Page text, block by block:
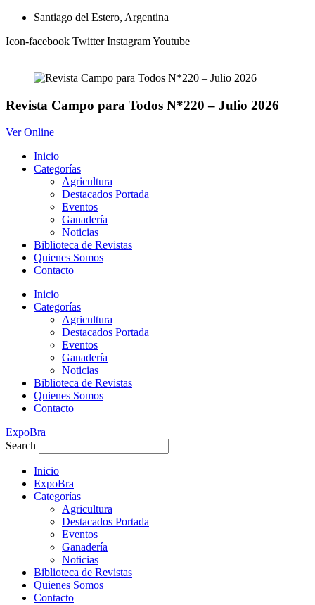
contenido
Santiago del Estero, Argentina
Icon-facebook Twitter InstagramYoutube
Revista Campo para Todos N*220 – Julio 2026
Ver Online
Inicio
Categorías
Agricultura
Destacados Portada
Eventos
Ganadería
Noticias
Biblioteca de Revistas
Quienes Somos
Contacto
Inicio
Categorías
Agricultura
Destacados Portada
Eventos
Ganadería
Noticias
Biblioteca de Revistas
Quienes Somos
Contacto
ExpoBra
Search
Inicio
ExpoBra
Categorías
Agricultura
Destacados Portada
Eventos
Ganadería
Noticias
Biblioteca de Revistas
Quienes Somos
Contacto